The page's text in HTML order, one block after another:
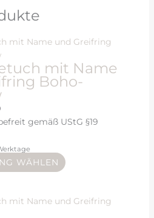
mit Name
Boho-
gemäß UStG §19
WÄHLEN